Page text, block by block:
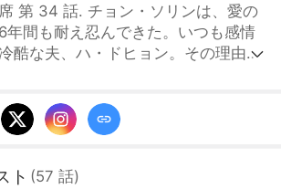
第 34 話. チョン・ソリンは、愛の
年間も耐え忍んできた。いつも感情
酷な夫、ハ・ドヒョン。その理由は
ソリンは彼らの歪んだ愛を隠すため
形式的な妻に過ぎなかったのだ。衝
未練なく夫の元を去る。しかし、彼
ト (57 話)